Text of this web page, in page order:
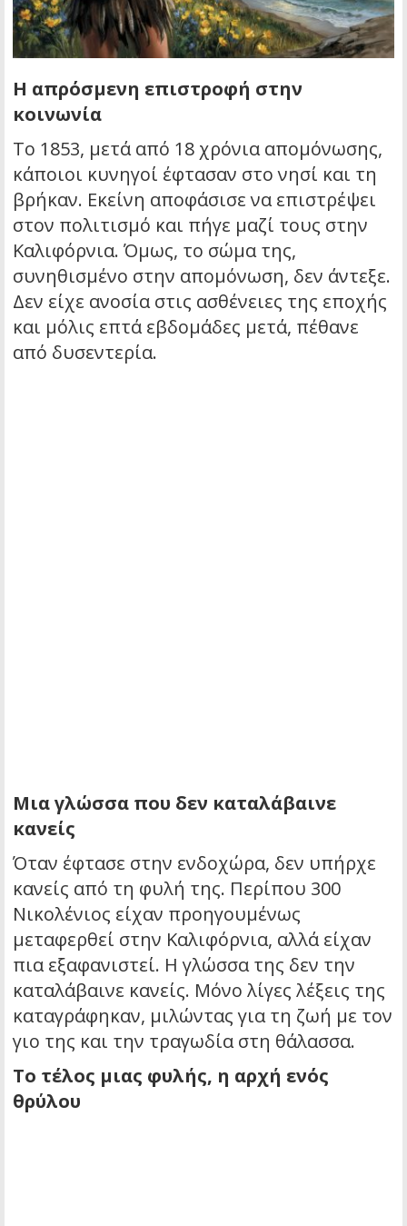
Η απρόσμενη επιστροφή στην
κοινωνία
Το 1853, μετά από 18 χρόνια απομόνωσης,
κάποιοι κυνηγοί έφτασαν στο νησί και τη
βρήκαν. Εκείνη αποφάσισε να επιστρέψει
στον πολιτισμό και πήγε μαζί τους στην
Καλιφόρνια. Όμως, το σώμα της,
συνηθισμένο στην απομόνωση, δεν άντεξε.
Δεν είχε ανοσία στις ασθένειες της εποχής
και μόλις επτά εβδομάδες μετά, πέθανε
από δυσεντερία.
Μια γλώσσα που δεν καταλάβαινε
κανείς
Όταν έφτασε στην ενδοχώρα, δεν υπήρχε
κανείς από τη φυλή της. Περίπου 300
Νικολένιος είχαν προηγουμένως
μεταφερθεί στην Καλιφόρνια, αλλά είχαν
πια εξαφανιστεί. Η γλώσσα της δεν την
καταλάβαινε κανείς. Μόνο λίγες λέξεις της
καταγράφηκαν, μιλώντας για τη ζωή με τον
γιο της και την τραγωδία στη θάλασσα.
Το τέλος μιας φυλής, η αρχή ενός
θρύλου